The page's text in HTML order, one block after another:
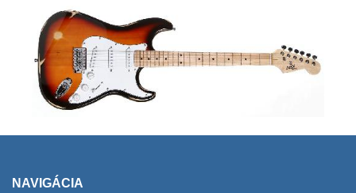
NAVIGÁCIA